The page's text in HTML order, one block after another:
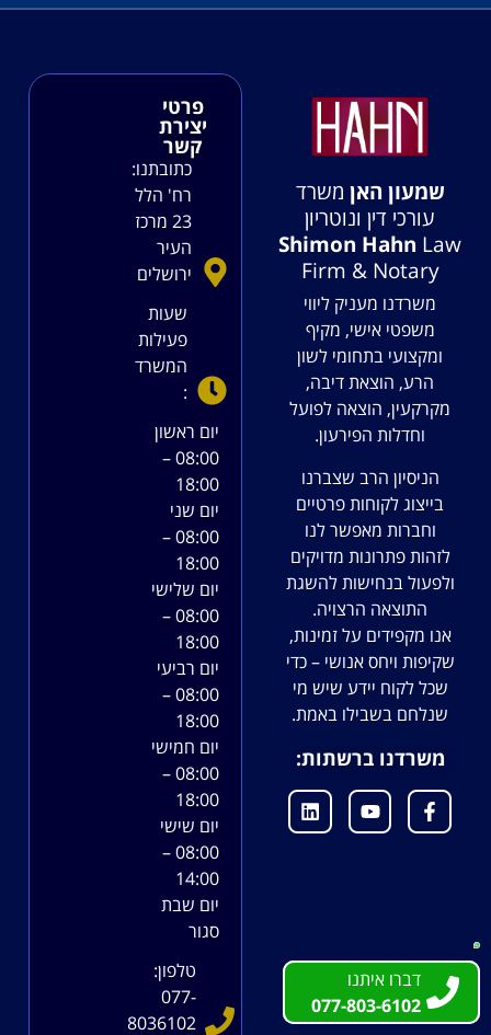
דברו איתנו
077-803-6102
שמעון האן משרד
עורכי דין ונוטריון
Shimon Hahn Law
Firm & Notary
משרדנו מעניק ליווי
משפטי אישי, מקיף
ומקצועי בתחומי לשון
הרע, הוצאת דיבה,
מקרקעין, הוצאה לפועל
וחדלות הפירעון.
הניסיון הרב שצברנו
בייצוג לקוחות פרטיים
וחברות מאפשר לנו
לזהות פתרונות מדויקים
ולפעול בנחישות להשגת
התוצאה הרצויה.
אנו מקפידים על זמינות,
שקיפות ויחס אנושי – כדי
שכל לקוח יידע שיש מי
שנלחם בשבילו באמת.
משרדנו ברשתות:
פרטי
יצירת
קשר
כתובתנו:
רח' הלל
23 מרכז
העיר
ירושלים
שעות
פעילות
המשרד
:
יום ראשון
08:00 –
18:00
יום שני
08:00 –
18:00
יום שלישי
08:00 –
18:00
יום רביעי
08:00 –
18:00
יום חמישי
08:00 –
18:00
יום שישי
08:00 –
14:00
יום שבת
סגור
טלפון:
077-
8036102
דברו איתנו
077-803-6102